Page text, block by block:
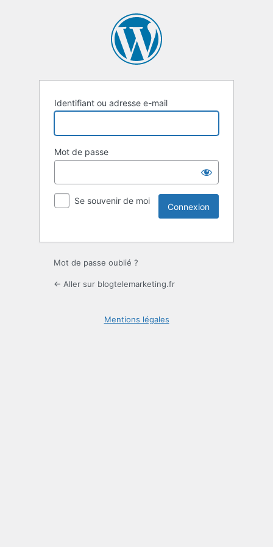
Identifiant ou adresse e-mail
Mot de passe
Se souvenir de moi
Mot de passe oublié ?
← Aller sur blogtelemarketing.fr
Mentions légales